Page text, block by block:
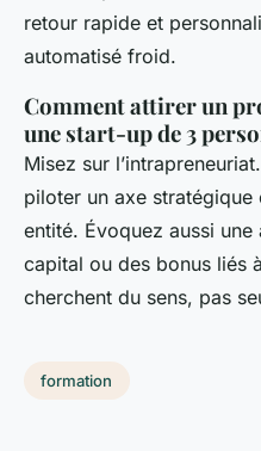
retour rapide et
automatisé froid.
Comment attirer un
une start-up de 3
Misez sur
piloter un axe stratégique
entité. Évoquez aussi
capital ou des bonus liés
cherchent du sens, pas
formation